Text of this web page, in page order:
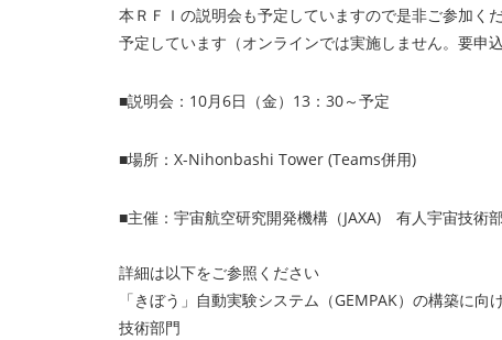
本ＲＦＩの説明会も予定していますので是非ご参加く
予定しています（オンラインでは実施しません。要申
■説明会：10月6日（金）13：30～予定
■場所：X-Nihonbashi Tower (Teams併用)
■主催：宇宙航空研究開発機構（JAXA) 有人宇宙技術
詳細は以下をご参照ください
「きぼう」自動実験システム（GEMPAK）の構築に
技術部門